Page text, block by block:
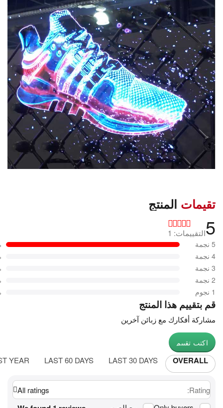
تقيمات المنتج
5التقييمات: 1
5 نجمة
4 نجمة
3 نجمة
2 نجمة
1 نجوم
قم بتقييم هذا المنتج
مشاركة أفكارك مع زبائن آخرين
اكتب تقييم
OVERALL
LAST 30 DAYS
LAST 60 DAYS
YEAR
Rating:
All ratings